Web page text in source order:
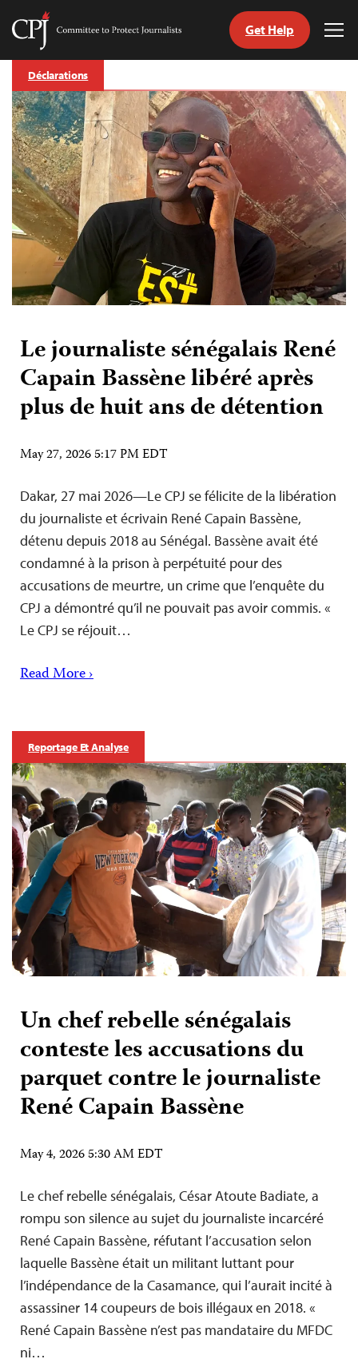
Skip
content
Committee
Journalists
Get Help
Déclarations
Le journaliste sénégalais René
Capain Bassène libéré après
plus de huit ans de détention
May 27, 2026 5:17 PM EDT
Dakar, 27 mai 2026—Le CPJ se félicite de la libération
du journaliste et écrivain René Capain Bassène,
détenu depuis 2018 au Sénégal. Bassène avait été
condamné à la prison à perpétuité pour des
accusations de meurtre, un crime que l’enquête du
CPJ a démontré qu’il ne pouvait pas avoir commis. «
Le CPJ se réjouit…
Read More ›
Reportage Et Analyse
Un chef rebelle sénégalais
conteste les accusations du
parquet contre le journaliste
René Capain Bassène
May 4, 2026 5:30 AM EDT
Le chef rebelle sénégalais, César Atoute Badiate, a
rompu son silence au sujet du journaliste incarcéré
René Capain Bassène, réfutant l’accusation selon
laquelle Bassène était un militant luttant pour
l’indépendance de la Casamance, qui l’aurait incité à
assassiner 14 coupeurs de bois illégaux en 2018. «
René Capain Bassène n’est pas mandataire du MFDC
ni…